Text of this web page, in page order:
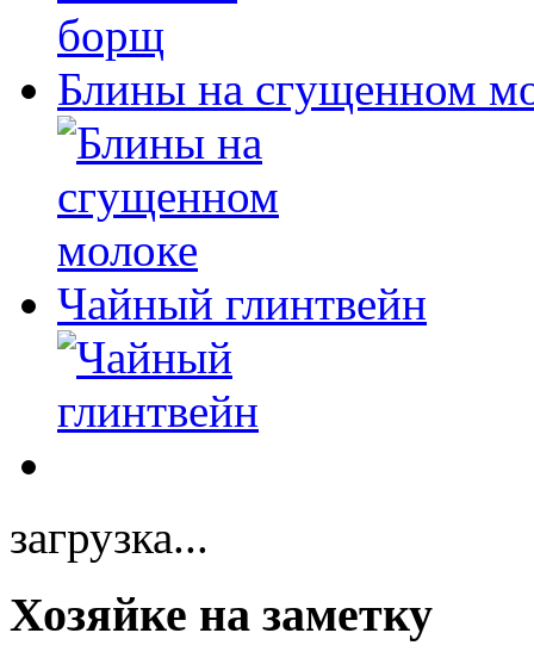
Блины на сгущенном
Чайный глинтвейн
загрузка...
Хозяйке на заметку